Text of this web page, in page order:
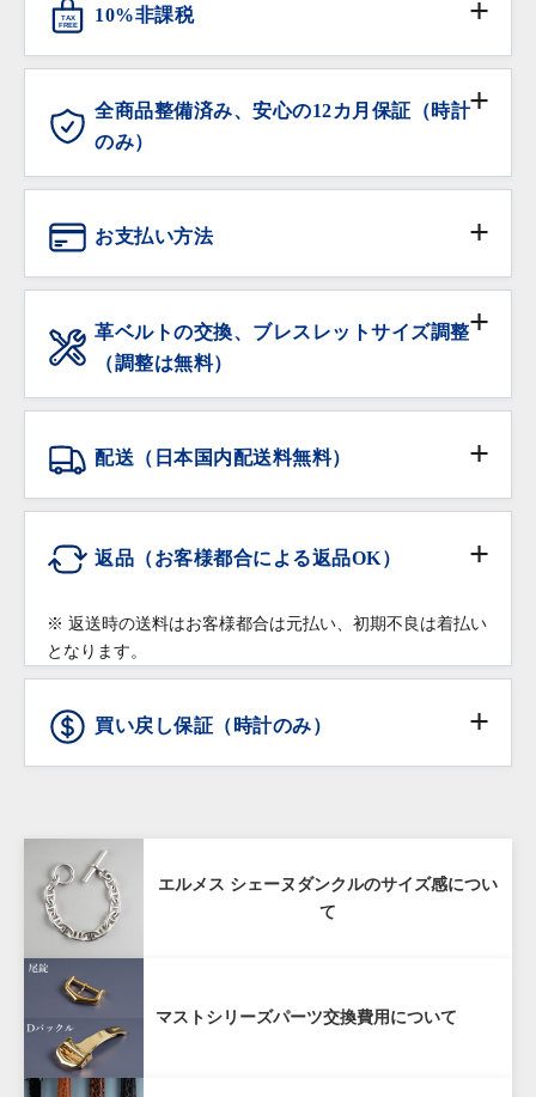
AACD）に加盟し、不正商品の流通防止と排除の活動
に努めています。
TAX
FREE 10%非課税
対象となる海外からの旅行者の方は免税サービスをご
利用いただけます。
全商品整備済み、安心の12カ月保証（時計
のみ）
ANTIQURIOUSでは、大切なお時計を末長くご愛用い
ただけるよう、販売前の全てのお時計にオーバーホー
ル（分解洗浄及び精度調整、クォーツ時計は電池交換
を含む）を施してから販売しております。
※ 過去3年以内にオーバーホールされた個体は除きま
す。
保証期間内の自然故障は無料で修理・調整をいたしま
理対応となりますので予めご了承ください。
修理・調整をご希望の場合は保証書をご提示の上、お
革ベルトなどの消耗品、ガラス・ケースなどの汚れ、
傷などの外観上の変化につきましては保証の対象外と
お支払い方法
クレジットカード
用いただけます
※ ショッピングローンのお申込みは店頭でのみご利用
頂けます。オンラインショッピングではご利用頂けま
せんので予めご了承下さい。
ショッピングローンは10回までは無金利となります。
革ベルトの交換、ブレスレットサイズ調整
（調整は無料）
サイズ調整をご希望の場合は、ご注文時に「サイズ調
整希望」の旨をご記入下さい。無料にてご希望のサイ
ズに調整いたします。
在庫がある品物は即日お渡し可能です。
※ コマを付け足す場合は、有料になることもございま
すのでご相談下さい。
配送（日本国内配送料無料）
配送会社:ヤマト運輸・佐川急便
佐川急便の受取人確認サポートでの配送となりま
す。
返品（お客様都合による返品OK）
返品条件
通信販売で購入した商品であること
商品お受け取り後、到着翌日までにご連絡をいた
商品からタグが外されておらず未使用であること
配送先が日本国内であること
お客様の責による傷や破損がないこと
※ 返送時の送料はお客様都合は元払い、初期不良は着払い
となります。
買い戻し保証（時計のみ）
80%
購入価格の80%（税抜き）で1年間買い戻し
購入商品のお買取額を一定期間保証する「買戻し保
証」サービスをご提供しております。
当店で購入された時計を再度当店にお売りいただく場
エルメス シェーヌダンクルのサイズ感につい
て
マストシリーズパーツ交換費用について